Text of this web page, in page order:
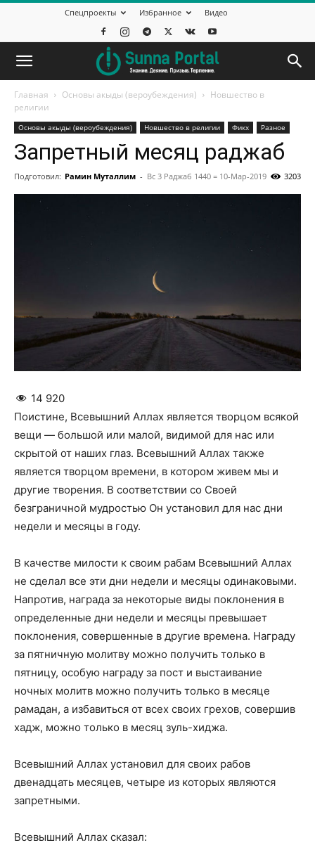
Спецпроекты Избранное Видео
Главная Основы акыды (вероубеждения)
Новшество в
религии
Основы акыды (вероубеждения) Новшество в религии Фикх Разное
Запретный месяц раджаб
Подготовил: Рамин Муталлим - Вс 3 Раджаб 1440 = 10-Мар-2019 3203
14 920
Поистине, Всевышний Аллах является творцом всякой
вещи — большой или малой, видимой для нас или
скрытой от наших глаз. Всевышний Аллах также
является творцом времени, в котором живем мы и
другие творения. В соответствии со Своей
безграничной мудростью Он установил для нас дни
недели и месяцы в году.
В качестве милости к своим рабам Всевышний Аллах
не сделал все эти дни недели и месяцы одинаковыми.
Напротив, награда за некоторые виды поклонения в
определенные дни недели и месяцы превышает
поклонения, совершенные в другие времена. Награду
за пятничную молитву можно получить только в
пятницу, особую награду за пост и выстаивание
ночных молитв можно получить только в месяце
рамадан, а избавиться от всех своих грехов, совершив
хадж, можно только в месяц зуль-хиджа.
Всевышний Аллах установил для своих рабов
двенадцать месяцев, четыре из которых являются
запретными.
Всевышний Аллах сказал: